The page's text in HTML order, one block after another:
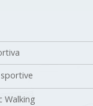
Walking